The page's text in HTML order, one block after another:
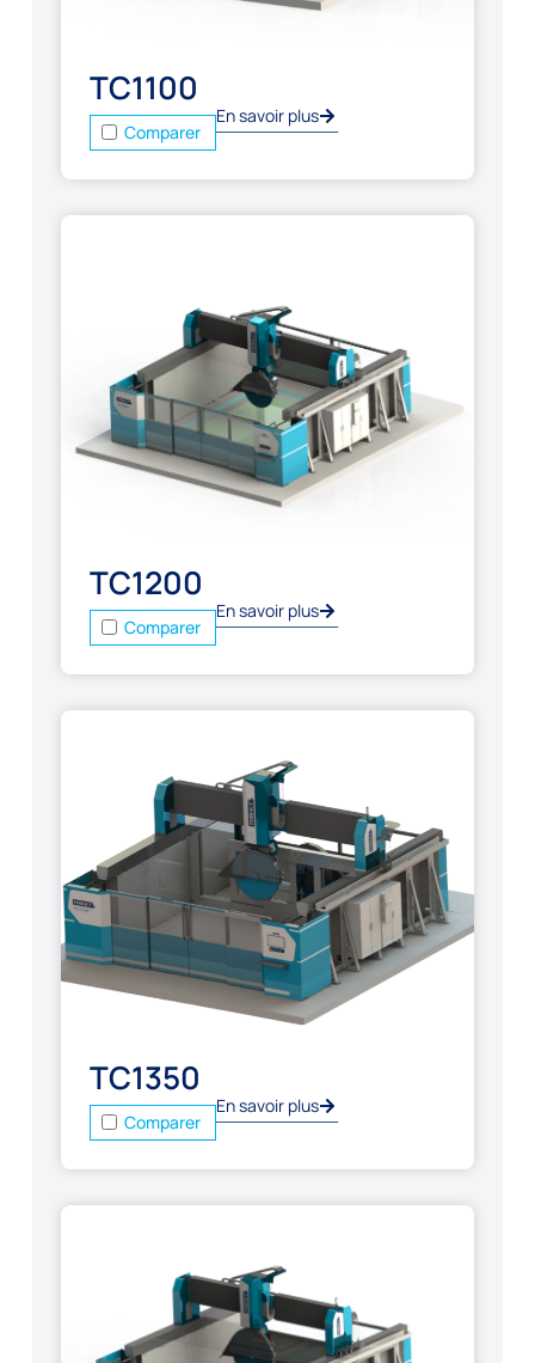
TC1100
Comparer
En savoir plus
TC1200
Comparer
En savoir plus
TC1350
Comparer
En savoir plus